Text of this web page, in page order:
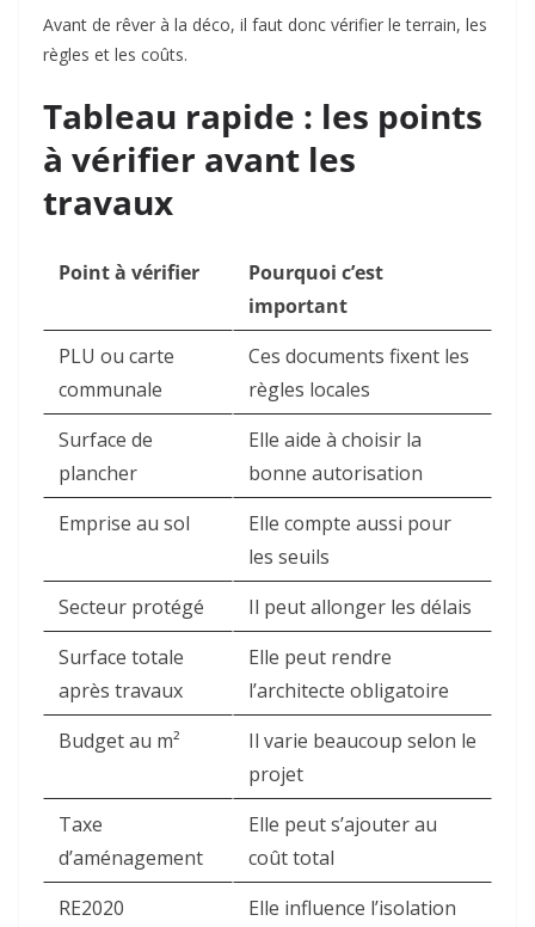
Avant de rêver à la déco, il faut donc vérifier le terrain, les
règles et les coûts.
Tableau rapide : les points
à vérifier avant les
travaux
Point à vérifier
Pourquoi c’est
important
PLU ou carte
communale
Ces documents fixent les
règles locales
Surface de
plancher
Elle aide à choisir la
bonne autorisation
Emprise au sol
Elle compte aussi pour
les seuils
Secteur protégé
Il peut allonger les délais
Surface totale
après travaux
Elle peut rendre
l’architecte obligatoire
Budget au m²
Il varie beaucoup selon le
projet
Taxe
d’aménagement
Elle peut s’ajouter au
coût total
RE2020
Elle influence l’isolation